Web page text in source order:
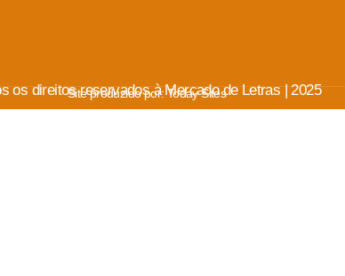
os direitos reservados à Mercado de Letras | 2025
Site produzido por:Today Sites